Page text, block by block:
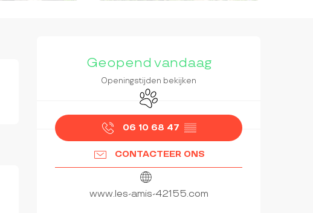
OPENINGSTIJDEN EN
Geopend vandaag
Openingstijden bekijken
Dieren toegelaten
06 10 68 47 ▒▒
CONTACTEER ONS
www.les-amis-42155.com